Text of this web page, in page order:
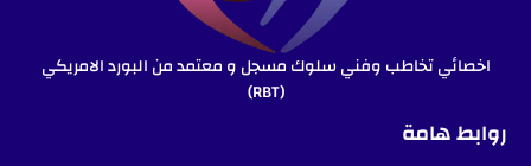
اخصائي تخاطب وفني سلوك مسجل و معتمد من البورد الامريكي
(RBT)
روابط هامة